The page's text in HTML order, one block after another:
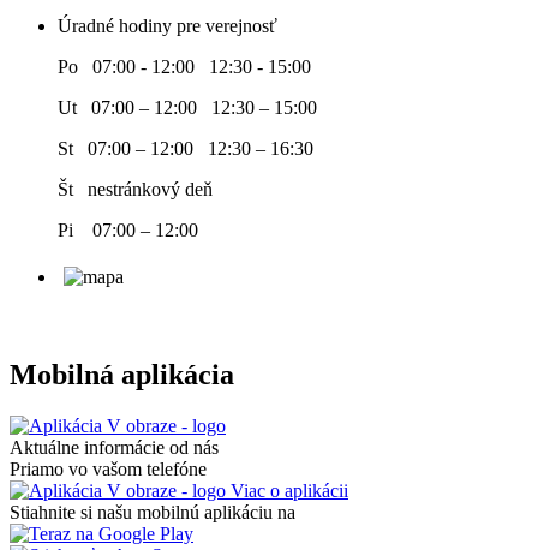
Úradné hodiny pre verejnosť
Po 07:00 - 12:00 12:30 - 15:00
Ut 07:00 – 12:00 12:30 – 15:00
St 07:00 – 12:00 12:30 – 16:30
Št nestránkový deň
Pi 07:00 – 12:00
Mobilná aplikácia
Aktuálne informácie od nás
Priamo vo vašom telefóne
Viac o aplikácii
Stiahnite si našu mobilnú aplikáciu na